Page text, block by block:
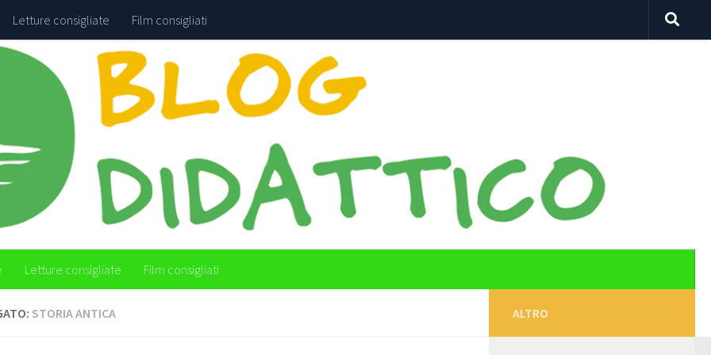
Letture consigliate Film consigliati
Letture consigliate Film consigliati
STORIA ANTICA ALTRO